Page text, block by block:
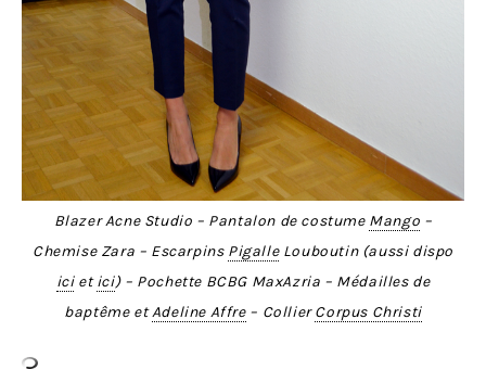
Blazer Acne Studio – Pantalon de costume Mango –
Chemise Zara – Escarpins PigalleLouboutin (aussi dispo
icietici) – Pochette BCBG MaxAzria – Médailles de
baptême etAdeline Affre– CollierCorpus Christi